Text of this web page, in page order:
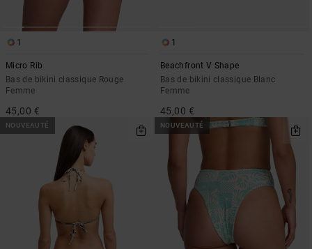
1
Micro Rib
Bas de bikini classique Rouge
Femme
45,00 €
1
Beachfront V Shape
Bas de bikini classique Blanc
Femme
45,00 €
NOUVEAUTÉ NOUVEAUTÉ